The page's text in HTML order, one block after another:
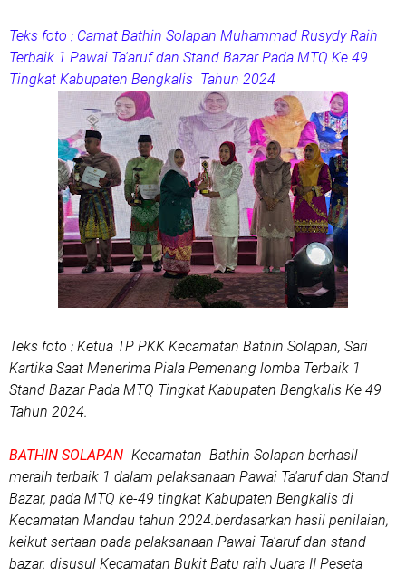
Teks foto : Camat Bathin Solapan Muhammad Rusydy Raih
Terbaik 1 Pawai Ta'aruf dan Stand Bazar Pada MTQ Ke 49
Tingkat Kabupaten Bengkalis Tahun 2024
Teks foto : Ketua TP PKK Kecamatan Bathin Solapan, Sari
Kartika Saat Menerima Piala Pemenang lomba Terbaik 1
Stand Bazar Pada MTQ Tingkat Kabupaten Bengkalis Ke 49
Tahun 2024.
BATHIN SOLAPAN- Kecamatan Bathin Solapan berhasil
meraih terbaik 1 dalam pelaksanaan Pawai Ta'aruf dan Stand
Bazar, pada MTQ ke-49 tingkat Kabupaten Bengkalis di
Kecamatan Mandau tahun 2024.berdasarkan hasil penilaian,
keikut sertaan pada pelaksanaan Pawai Ta'aruf dan stand
bazar. disusul Kecamatan Bukit Batu raih Juara II Peseta